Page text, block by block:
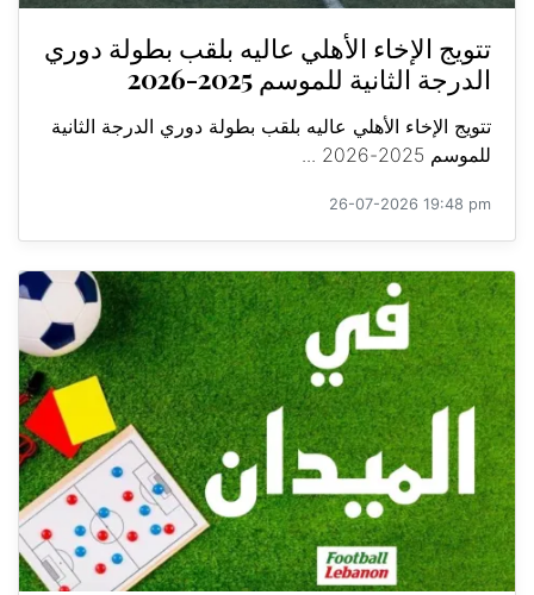
تتويج الإخاء الأهلي عاليه بلقب بطولة دوري
الدرجة الثانية للموسم 2025-2026
تتويج الإخاء الأهلي عاليه بلقب بطولة دوري الدرجة الثانية
للموسم 2025-2026 ...
26-07-2026 19:48 pm